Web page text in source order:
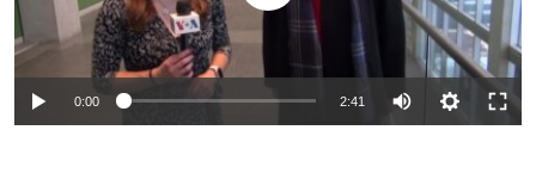
0:00 2:41